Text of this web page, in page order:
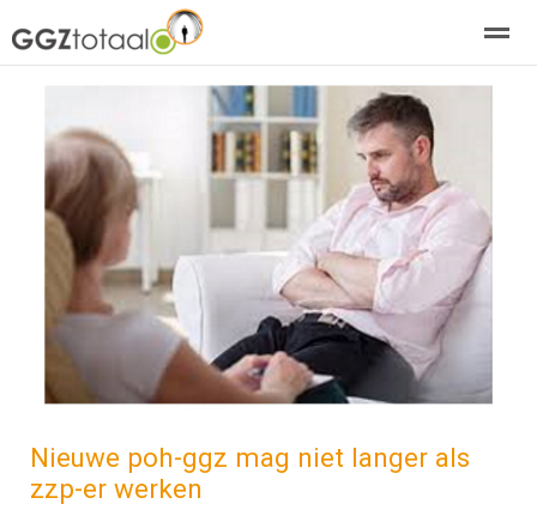
abonneren adverteren
Home Zoeken Pagina's
Nieuwe poh-ggz mag niet langer als
zzp-er werken